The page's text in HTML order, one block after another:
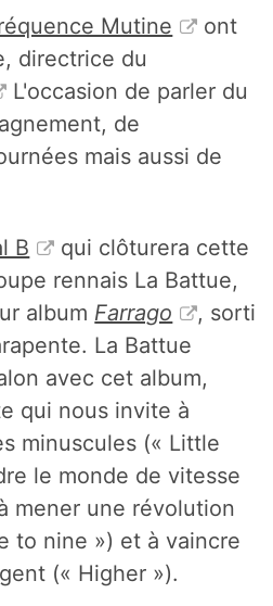
Mutine
ont
directrice du
L'occasion de parler du
de
mais aussi de
B
qui clôturera cette
rennais La Battue,
album Farrago
, sorti
La Battue
avec cet album,
qui nous invite à
minuscules (« Little
le monde de vitesse
mener une révolution
to nine ») et à vaincre
(« Higher »).